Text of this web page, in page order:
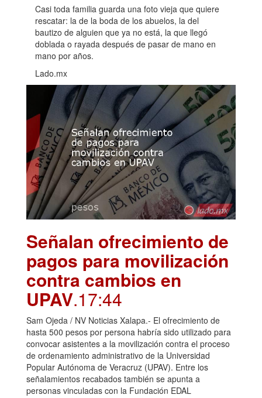
Casi toda familia guarda una foto vieja que quiere
rescatar: la de la boda de los abuelos, la del
bautizo de alguien que ya no está, la que llegó
doblada o rayada después de pasar de mano en
mano por años.
Lado.mx
Señalan ofrecimiento de
pagos para movilización
contra cambios en
UPAV.17:44
Sam Ojeda / NV Noticias Xalapa.- El ofrecimiento de
hasta 500 pesos por persona habría sido utilizado para
convocar asistentes a la movilización contra el proceso
de ordenamiento administrativo de la Universidad
Popular Autónoma de Veracruz (UPAV). Entre los
señalamientos recabados también se apunta a
personas vinculadas con la Fundación EDAL